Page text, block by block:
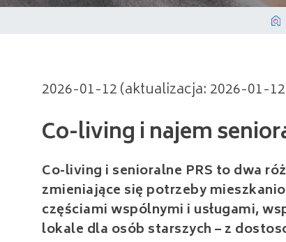
2026-01-12 (aktualizacja: 2026-01-
Co-living i najem
Co-living i senioralne PRS to dwa
zmieniające się potrzeby
częściami wspólnymi i usługami,
lokale dla osób starszych – z